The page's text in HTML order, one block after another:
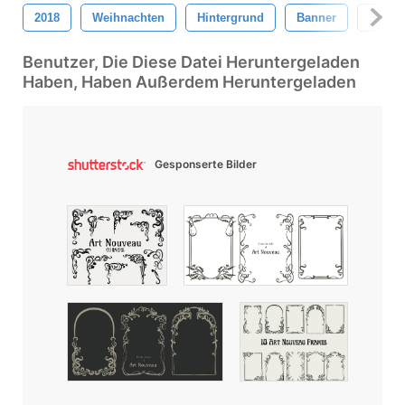
2018 Weihnachten Hintergrund Banner
Benutzer, Die Diese Datei Heruntergeladen
Haben, Haben Außerdem Heruntergeladen
Gesponserte Bilder